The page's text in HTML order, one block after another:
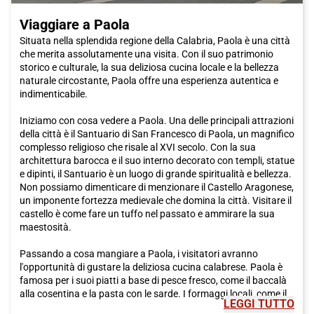
offrire. Acquistate subito il vostro biglietto Italo per
preparatevi a vivere una vacanza indimenticabile.
Viaggiare a Paola
Situata nella splendida regione della Calabria, Paola è una città
che merita assolutamente una visita. Con il suo patrimonio
storico e culturale, la sua deliziosa cucina locale e la bellezza
naturale circostante, Paola offre una esperienza autentica e
indimenticabile.
Iniziamo con cosa vedere a Paola. Una delle principali attrazioni
della città è il Santuario di San Francesco di Paola, un magnifico
complesso religioso che risale al XVI secolo. Con la sua
architettura barocca e il suo interno decorato con templi, statue
e dipinti, il Santuario è un luogo di grande spiritualità e bellezza.
Non possiamo dimenticare di menzionare il Castello Aragonese,
un imponente fortezza medievale che domina la città. Visitare il
castello è come fare un tuffo nel passato e ammirare la sua
maestosità.
Passando a cosa mangiare a Paola, i visitatori avranno
l'opportunità di gustare la deliziosa cucina calabrese. Paola è
famosa per i suoi piatti a base di pesce fresco, come il baccalà
alla cosentina e la pasta con le sarde. I formaggi locali, come il
pecorino e il caciocavallo, sono anche molto popolari. E non
LEGGI TUTTO